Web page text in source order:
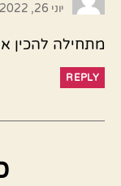
יוני 26, 2022 בשעה 2:11 pm
מתחילה להכין
REPLY